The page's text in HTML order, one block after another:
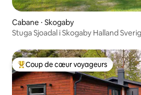
Cabane ⋅ Skogaby
Stuga Sjoadal i Skogaby Halland
Coups de cœur voyageurs les plus
Coup de cœur voyageurs